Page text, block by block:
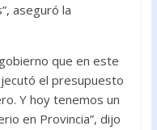
aseguró la
que en este
el presupuesto
Y hoy tenemos un
en Provincia”, dijo